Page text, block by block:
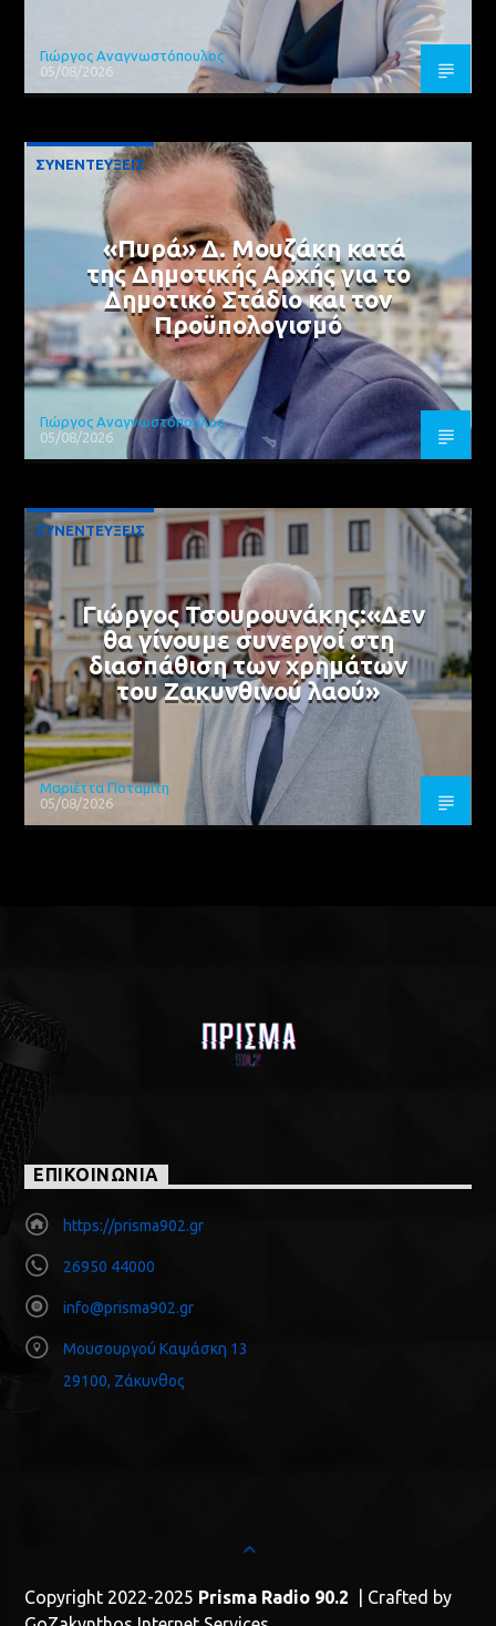
Γιώργος Αναγνωστόπουλος
05/08/2026
ΣΥΝΕΝΤΕΥΞΕΙΣ
«Πυρά» Δ. Μουζάκη κατά
της Δημοτικής Αρχής για το
Δημοτικό Στάδιο και τον
Προϋπολογισμό
Γιώργος Αναγνωστόπουλος
05/08/2026
ΣΥΝΕΝΤΕΥΞΕΙΣ
Γιώργος Τσουρουνάκης:«Δεν
θα γίνουμε συνεργοί στη
διασπάθιση των χρημάτων
του Ζακυνθινού λαού»
Μαριέττα Ποταμίτη
05/08/2026
ΕΠΙΚΟΙΝΩΝΙΑ
https://prisma902.gr
26950 44000
info@prisma902.gr
Μουσουργού Καψάσκη 13
29100, Ζάκυνθος
Copyright 2022-2025 Prisma Radio 90.2 | Crafted by